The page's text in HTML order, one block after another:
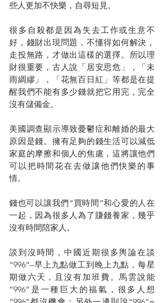
些人更加不快樂，自尋短見。
很多自殺都是因為失去工作或生意不
好，錢財出現問題，不懂得如何解決，
走投無路，才做出這樣的選擇。所以理
財很重要，古人說「居安思危」，「未
雨綢繆」，「花無百日紅」等都是在提
醒我們不能有多少錢就把它用完，完全
沒有儲備金。
美國調查顯示導致憂鬱症和離婚的最大
原因是錢。擁有足夠的錢生活可以減低
家庭的摩擦和個人的焦慮，這將讓他們
可以把時間花在去做讓他們快樂的事
情。
錢也可以讓我們“買時間”和心愛的人在
一起，因為很多人為了賺錢養家，幾乎
沒有時間陪家人。
談到沒時間，中國近期很多輿論在談
“996”–早上九點做工到晚上九點，每星
期做六天，且沒有加班費。馬雲說能
“996”是一種巨大的福氣，很多人想